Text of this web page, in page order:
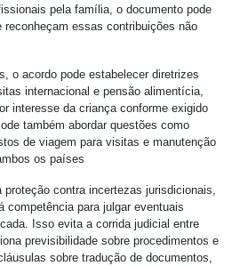
pela família, o documento pode
reconheçam essas contribuições não
o acordo pode estabelecer diretrizes
internacional e pensão alimentícia,
interesse da criança conforme exigido
também abordar questões como
de viagem para visitas e manutenção
os países
contra incertezas jurisdicionais,
competência para julgar eventuais
Isso evita a corrida judicial entre
previsibilidade sobre procedimentos e
sobre tradução de documentos,